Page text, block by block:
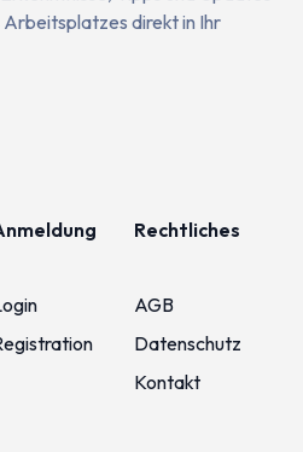
direkt in Ihr
Rechtliches
AGB
Datenschutz
Kontakt